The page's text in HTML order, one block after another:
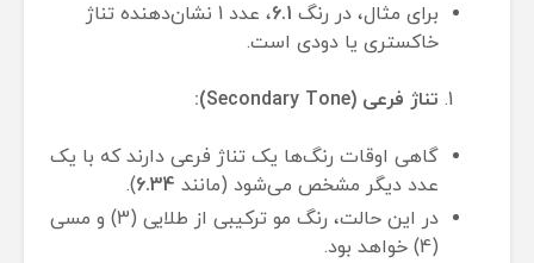
برای مثال، در رنگ 6.1
، عدد 1 نشان‌دهنده تناژ
خاکستری یا دودی است.
تناژ فرعی (Secondary Tone):
گاهی اوقات رنگ‌ها یک تناژ فرعی دارند که با یک
عدد دیگر مشخص می‌شود (مانند 6.34
).
در این حالت، رنگ مو ترکیبی از طلایی (3) و مسی
(4) خواهد بود.